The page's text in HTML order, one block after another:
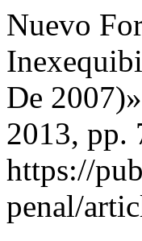
Nuevo
De
2013, pp.
https://
penal/